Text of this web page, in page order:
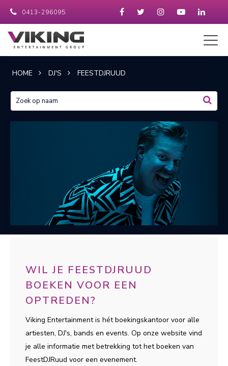
0413-296095
HOME DJ'S FEESTDJRUUD
WIL JE FEESTDJRUUD
BOEKEN VOOR EEN
OPTREDEN?
Viking Entertainment is hét boekingskantoor voor alle
artiesten, DJ's, bands en events. Op onze website vind
je alle informatie met betrekking tot het boeken van
FeestDJRuud voor een evenement.